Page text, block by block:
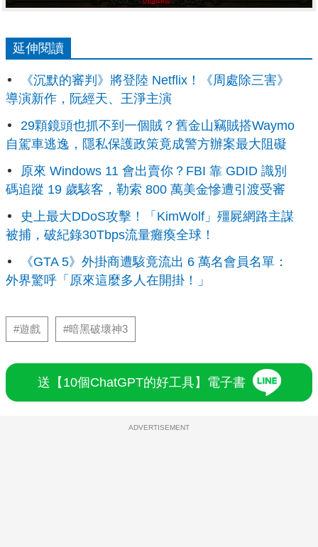
延伸閱讀
《沉默的審判》將登陸 Netflix！《周處除三害》
導演新作，阮經天、王淨主演
29顆鏡頭也抓不到一個賊？舊金山竊賊搭Waymo
自駕車逃逸，隱私保護政策竟成警方辦案最大阻礙
原來 Windows 11 會出賣你？FBI 靠 GDID 識別
碼追蹤 19 歲駭客，勒索 800 萬美金慘遭引渡受審
史上最大DDoS攻擊！「KimWolf」殭屍網路主謀
被捕，破紀錄30Tbps流量癱瘓全球！
《GTA 5》外掛商遭駭竟流出 6 萬名會員名單：
外界驚呼「原來這麼多人在開掛！」
#遊戲 #暗黑破壞神3
送【10個ChatGPT的好工具】電子書
ADVERTISEMENT